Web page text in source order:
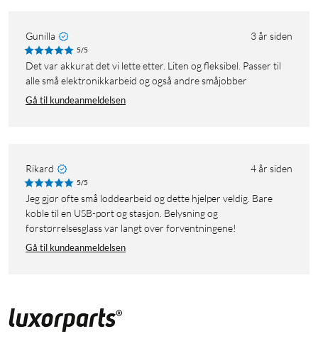
Gunilla 3 år siden
5/5
Det var akkurat det vi lette etter. Liten og fleksibel. Passer til
alle små elektronikkarbeid og også andre småjobber
Gå til kundeanmeldelsen
Rikard 4 år siden
5/5
Jeg gjør ofte små loddearbeid og dette hjelper veldig. Bare
koble til en USB-port og stasjon. Belysning og
forstørrelsesglass var langt over forventningene!
Gå til kundeanmeldelsen